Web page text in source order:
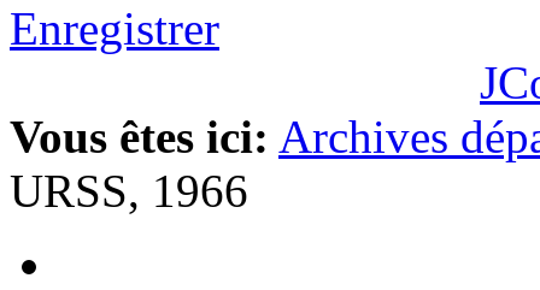
Enregistrer
Vous êtes ici: Archives
URSS, 1966